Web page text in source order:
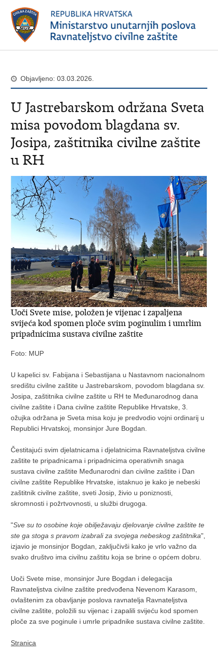
Objavljeno: 03.03.2026.
U Jastrebarskom održana Sveta
misa povodom blagdana sv.
Josipa, zaštitnika civilne zaštite
u RH
Uoči Svete mise, položen je vijenac i zapaljena
svijeća kod spomen ploče svim poginulim i umrlim
pripadnicima sustava civilne zaštite
Foto: MUP
U kapelici sv. Fabijana i Sebastijana u Nastavnom nacionalnom
središtu civilne zaštite u Jastrebarskom, povodom blagdana sv.
Josipa, zaštitnika civilne zaštite u RH te Međunarodnog dana
civilne zaštite i Dana civilne zaštite Republike Hrvatske, 3.
ožujka održana je Sveta misa koju je predvodio vojni ordinarij u
Republici Hrvatskoj, monsinjor Jure Bogdan.
Čestitajući svim djelatnicama i djelatnicima Ravnateljstva civilne
zaštite te pripadnicama i pripadnicima operativnih snaga
sustava civilne zaštite Međunarodni dan civilne zaštite i Dan
civilne zaštite Republike Hrvatske, istaknuo je kako je nebeski
zaštitnik civilne zaštite, sveti Josip, živio u poniznosti,
skromnosti i požrtvovnosti, u službi drugoga.
"Sve su to osobine koje obilježavaju djelovanje civilne zaštite te
ste ga stoga s pravom izabrali za svojega nebeskog zaštitnika",
izjavio je monsinjor Bogdan, zaključivši kako je vrlo važno da
svako društvo ima civilnu zaštitu koja se brine o općem dobru.
Uoči Svete mise, monsinjor Jure Bogdan i delegacija
Ravnateljstva civilne zaštite predvođena Nevenom Karasom,
ovlaštenim za obavljanje poslova ravnatelja Ravnateljstva
civilne zaštite, položili su vijenac i zapalili svijeću kod spomen
ploče za sve poginule i umrle pripadnike sustava civilne zaštite.
Stranica